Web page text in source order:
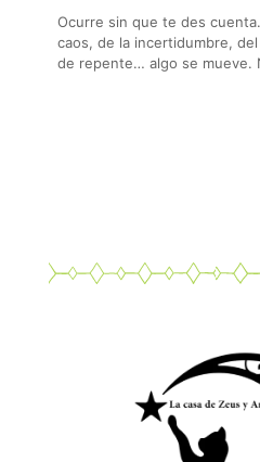
Ocurre sin que te des
caos, de la incertidumbre,
de repente… algo se mueve.